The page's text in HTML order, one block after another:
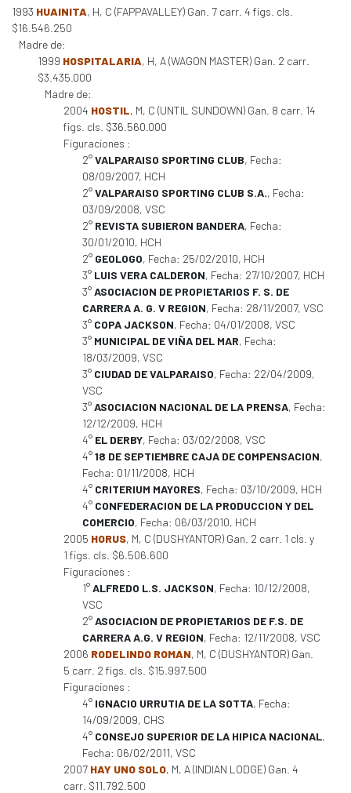
1993 HUAINITA, H, C (FAPPAVALLEY) Gan. 7 carr. 4 figs. cls.
$16.546.250
Madre de:
1999 HOSPITALARIA, H, A (WAGON MASTER) Gan. 2 carr.
$3.435.000
Madre de:
2004 HOSTIL, M, C (UNTIL SUNDOWN) Gan. 8 carr. 14
figs. cls. $36.560.000
Figuraciones :
2°VALPARAISO SPORTING CLUB, Fecha:
08/09/2007, HCH
2°VALPARAISO SPORTING CLUB S.A., Fecha:
03/09/2008, VSC
2° REVISTA SUBIERON BANDERA, Fecha:
30/01/2010, HCH
2° GEOLOGO, Fecha: 25/02/2010, HCH
3° LUIS VERA CALDERON, Fecha: 27/10/2007, HCH
3°ASOCIACION DE PROPIETARIOS F. S. DE
CARRERA A. G. V REGION, Fecha: 28/11/2007, VSC
3° COPA JACKSON, Fecha: 04/01/2008, VSC
3° MUNICIPAL DE VIÑA DEL MAR, Fecha:
18/03/2009, VSC
3° CIUDAD DE VALPARAISO, Fecha: 22/04/2009,
VSC
3°ASOCIACION NACIONAL DE LA PRENSA, Fecha:
12/12/2009, HCH
4° EL DERBY, Fecha: 03/02/2008, VSC
4°18 DE SEPTIEMBRE CAJA DE COMPENSACION,
Fecha: 01/11/2008, HCH
4° CRITERIUM MAYORES, Fecha: 03/10/2009, HCH
4° CONFEDERACION DE LA PRODUCCION Y DEL
COMERCIO, Fecha: 06/03/2010, HCH
2005 HORUS, M, C (DUSHYANTOR) Gan. 2 carr. 1 cls. y
1 figs. cls. $6.506.600
Figuraciones :
1°ALFREDO L.S. JACKSON, Fecha: 10/12/2008,
VSC
2°ASOCIACION DE PROPIETARIOS DE F.S. DE
CARRERA A.G. V REGION, Fecha: 12/11/2008, VSC
2006 RODELINDO ROMAN, M, C (DUSHYANTOR) Gan.
5 carr. 2 figs. cls. $15.997.500
Figuraciones :
4° IGNACIO URRUTIA DE LA SOTTA, Fecha:
14/09/2009, CHS
4° CONSEJO SUPERIOR DE LA HIPICA NACIONAL,
Fecha: 06/02/2011, VSC
2007 HAY UNO SOLO, M, A (INDIAN LODGE) Gan. 4
carr. $11.792.500